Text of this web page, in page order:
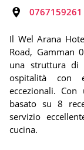
0767159261
Il Wel Arana
Road, Gamman
una struttura di
ospitalità con
eccezionali.
basato su 8
servizio
cucina.